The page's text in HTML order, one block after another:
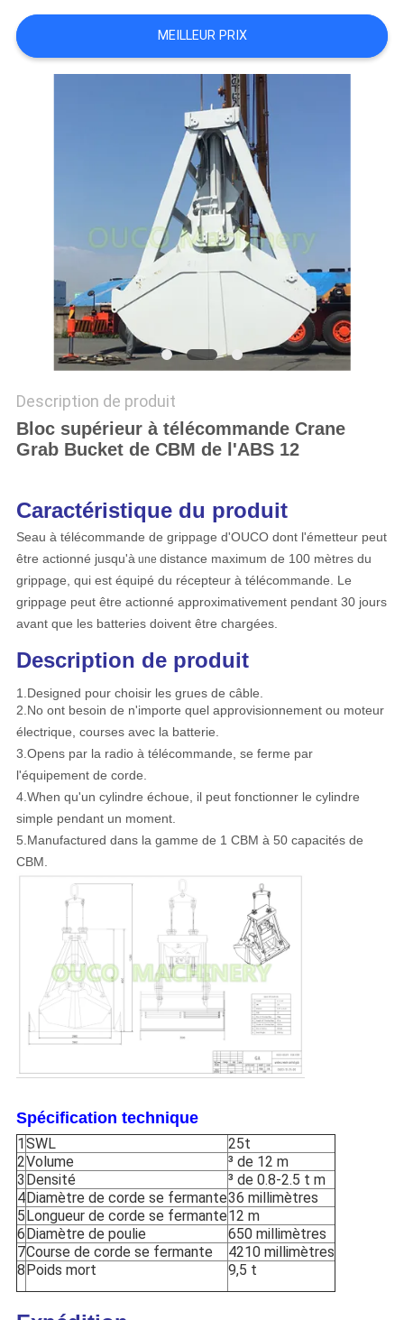
CONTRÔLE
DE
AFFAIRES
CONTACT
PLAN
DU
SITE
POLITIQUE
DE
CONFIDENTIALITÉ
MEILLEUR PRIX
Description de produit
Bloc supérieur à télécommande Crane
Grab Bucket de CBM de l'ABS 12
Caractéristique du produit
Seau à télécommande de grippage d'OUCO dont l'émetteur peut
être actionné jusqu'àune distance maximum de 100 mètres du
grippage, qui est équipé du récepteur à télécommande. Le
grippage peut être actionné approximativement pendant 30 jours
avant que les batteries doivent être chargées.
Description de produit
1.Designed pour choisir les grues de câble.
2.No ont besoin de n'importe quel approvisionnement ou moteur
électrique, courses avec la batterie.
3.Opens par la radio à télécommande, se ferme par
l'équipement de corde.
4.When qu'un cylindre échoue, il peut fonctionner le cylindre
simple pendant un moment.
5.Manufactured dans la gamme de 1 CBM à 50 capacités de
CBM.
Spécification technique
1SWL
25t
2Volume
³ de 12 m
3 Densité
³ de 0.8-2.5 t m
4Diamètre de corde se fermante36 millimètres
5Longueur de corde se fermante12 m
6Diamètre de poulie
650 millimètres
7Course de corde se fermante
4210 millimètres
8Poids mort 9,5 t